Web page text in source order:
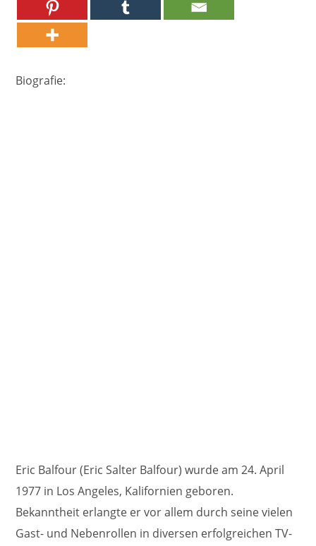
Biografie:
Eric Balfour (Eric Salter Balfour) wurde am 24. April
1977 in Los Angeles, Kalifornien geboren.
Bekanntheit erlangte er vor allem durch seine vielen
Gast- und Nebenrollen in diversen erfolgreichen TV-